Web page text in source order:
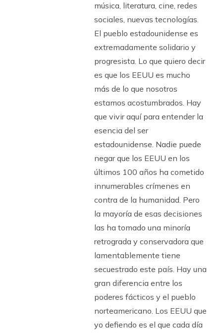
música, literatura, cine, redes
sociales, nuevas tecnologías.
El pueblo estadounidense es
extremadamente solidario y
progresista. Lo que quiero decir
es que los EEUU es mucho
más de lo que nosotros
estamos acostumbrados. Hay
que vivir aquí para entender la
esencia del ser
estadounidense. Nadie puede
negar que los EEUU en los
últimos 100 años ha cometido
innumerables crímenes en
contra de la humanidad. Pero
la mayoría de esas decisiones
las ha tomado una minoría
retrograda y conservadora que
lamentablemente tiene
secuestrado este país. Hay una
gran diferencia entre los
poderes fácticos y el pueblo
norteamericano. Los EEUU que
yo defiendo es el que cada día